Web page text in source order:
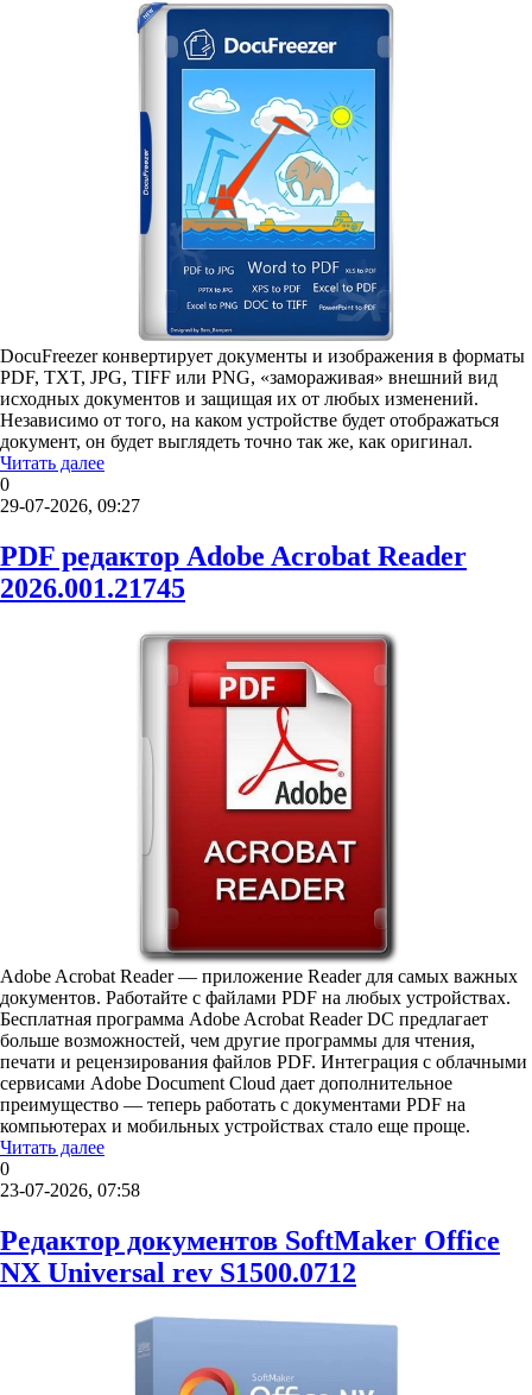
DocuFreezer конвертирует документы и изображения в форматы
PDF, TXT, JPG, TIFF или PNG, «замораживая» внешний вид
исходных документов и защищая их от любых изменений.
Независимо от того, на каком устройстве будет отображаться
документ, он будет выглядеть точно так же, как оригинал.
Читать далее
0
29-07-2026, 09:27
PDF редактор Adobe Acrobat Reader
2026.001.21745
Adobe Acrobat Reader — приложение Reader для самых важных
документов. Работайте с файлами PDF на любых устройствах.
Бесплатная программа Adobe Acrobat Reader DC предлагает
больше возможностей, чем другие программы для чтения,
печати и рецензирования файлов PDF. Интеграция с облачными
сервисами Adobe Document Cloud дает дополнительное
преимущество — теперь работать с документами PDF на
компьютерах и мобильных устройствах стало еще проще.
Читать далее
0
23-07-2026, 07:58
Редактор документов SoftMaker Office
NX Universal rev S1500.0712